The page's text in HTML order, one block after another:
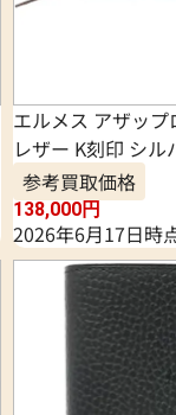
エルメス アザッ
レザー K刻印 シル
参考買取価格
138,000円
2026年6月17日時